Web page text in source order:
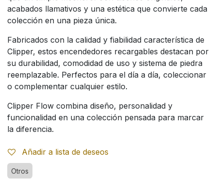
acabados llamativos y una estética que convierte cada
colección en una pieza única.
Fabricados con la calidad y fiabilidad característica de
Clipper, estos encendedores recargables destacan por
su durabilidad, comodidad de uso y sistema de piedra
reemplazable. Perfectos para el día a día, coleccionar
o complementar cualquier estilo.
Clipper Flow combina diseño, personalidad y
funcionalidad en una colección pensada para marcar
la diferencia.
Añadir a lista de deseos
Otros